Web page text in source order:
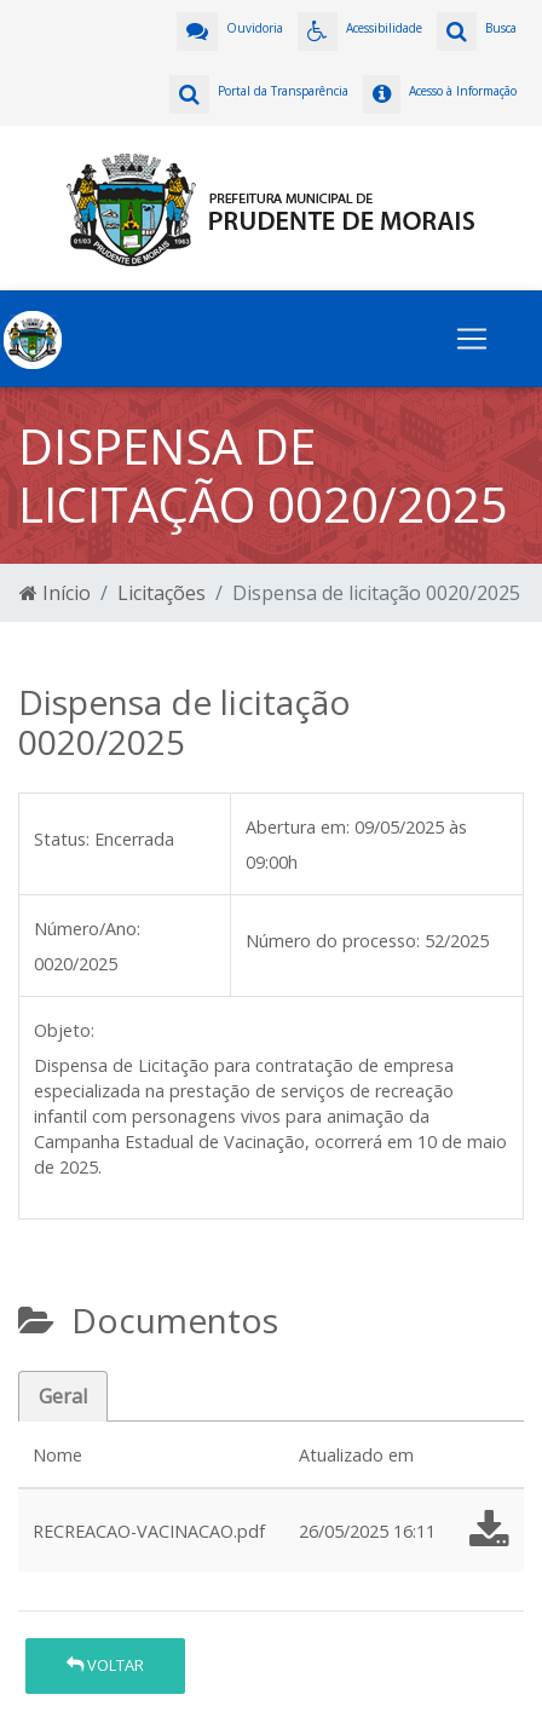
Busca
Acessibilidade
Ouvidoria
Acesso à Informação
Portal da Transparência
DISPENSA DE
LICITAÇÃO 0020/2025
Início Licitações Dispensa de licitação 0020/2025
Dispensa de licitação
0020/2025
Status: Encerrada
Abertura em: 09/05/2025 às
09:00h
Número/Ano:
0020/2025
Número do processo: 52/2025
Objeto:
Dispensa de Licitação para contratação de empresa
especializada na prestação de serviços de recreação
infantil com personagens vivos para animação da
Campanha Estadual de Vacinação, ocorrerá em 10 de maio
de 2025.
Documentos
Geral
Nome Atualizado em
RECREACAO-VACINACAO.pdf 26/05/2025 16:11
VOLTAR